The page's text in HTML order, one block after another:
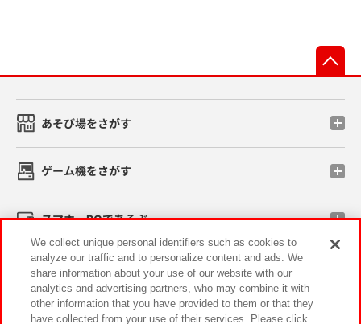
あそび場をさがす
ゲーム機をさがす
スマホ・PCであそぶ
イベント・キャンペーン
We collect unique personal identifiers such as cookies to
analyze our traffic and to personalize content and ads. We
share information about your use of our website with our
analytics and advertising partners, who may combine it with
other information that you have provided to them or that they
have collected from your use of their services. Please click